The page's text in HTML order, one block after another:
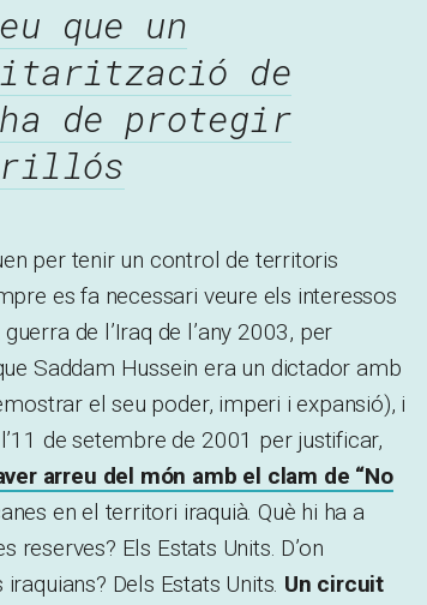
que un
de
de protegir
per tenir un control de territoris
es fa necessari veure els interessos
de l’Iraq de l’any 2003, per
Saddam Hussein era un dictador amb
el seu poder, imperi i expansió), i
de setembre de 2001 per justificar,
arreu del món amb el clam de “No
en el territori iraquià. Què hi ha a
reserves? Els Estats Units. D’on
Dels Estats Units. Un circuit